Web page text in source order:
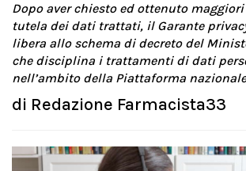
Dopo aver chiesto ed ottenuto
tutela dei dati trattati, il Garante
libera allo schema di decreto del
che disciplina i trattamenti di dati
nell’ambito della Piattaforma
di Redazione Farmacista33